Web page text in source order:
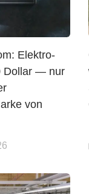
Elektro-
Dollar — nur
von